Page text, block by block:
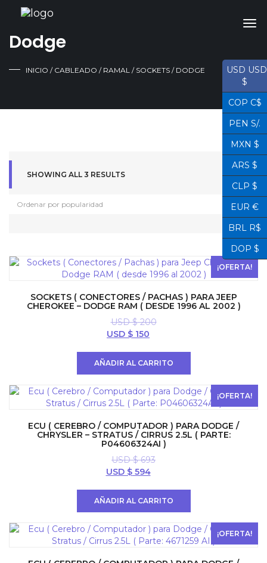
Dodge
INICIO / CABLEADO / RAMAL / SOCKETS / DODGE
SHOWING ALL 3 RESULTS
¡OFERTA!
SOCKETS ( CONECTORES / PACHAS ) PARA JEEP
CHEROKEE – DODGE RAM ( DESDE 1996 AL 2002 )
USD $200
El
$ 200.
USD $ 150
$ 150.
AÑADIR AL CARRITO
¡OFERTA!
ECU ( CEREBRO / COMPUTADOR ) PARA DODGE /
CHRYSLER – STRATUS / CIRRUS 2.5L ( PARTE:
P04606324AI )
USD $693
El
era:
$ 693.
USD $594El
es:
$ 594.
AÑADIR AL CARRITO
¡OFERTA!
USD USD
$
COP C$
PEN S/.
MXN $
ARS $
CLP $
EUR €
BRL R$
DOP $